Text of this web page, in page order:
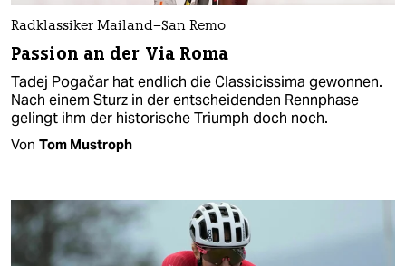
Radklassiker Mailand–San Remo
Passion an der Via Roma
Tadej Pogačar hat endlich die Classicissima gewonnen.
Nach einem Sturz in der entscheidenden Rennphase
gelingt ihm der historische Triumph doch noch.
Von Tom Mustroph